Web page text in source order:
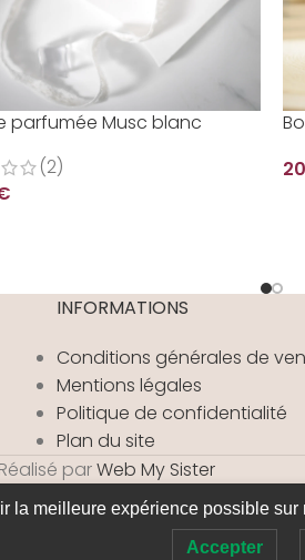
parfumée Musc blanc
(2)
INFORMATIONS
Conditions générales de
Mentions légales
Politique de confidentialité
Plan du site
parWeb My Sister
la meilleure expérience possible
Accepter